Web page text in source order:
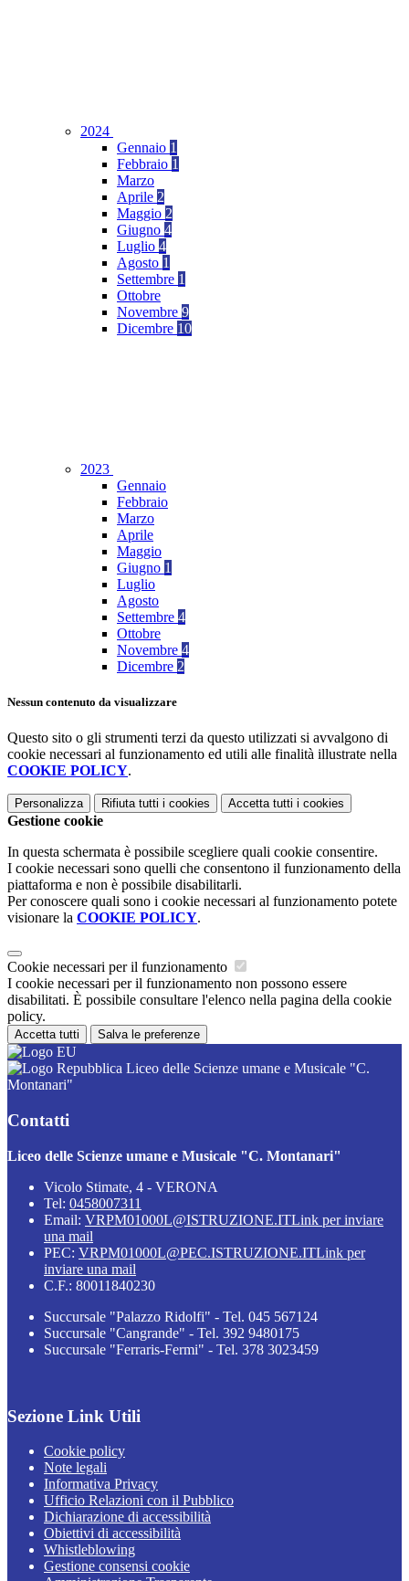
2024
Gennaio 1
Febbraio 1
Marzo
Aprile 2
Maggio 2
Giugno 4
Luglio 4
Agosto 1
Settembre 1
Ottobre
Novembre 9
Dicembre 10
2023
Gennaio
Febbraio
Marzo
Aprile
Maggio
Giugno 1
Luglio
Agosto
Settembre 4
Ottobre
Novembre 4
Dicembre 2
Nessun contenuto da visualizzare
Questo sito o gli strumenti terzi da questo utilizzati si avvalgono di
cookie necessari al funzionamento ed utili alle finalità illustrate nella
COOKIE POLICY.
Personalizza Rifiuta tutti i cookies Accetta tutti i cookies
Gestione cookie
In questa schermata è possibile scegliere quali cookie consentire.
I cookie necessari sono quelli che consentono il funzionamento della
piattaforma e non è possibile disabilitarli.
Per conoscere quali sono i cookie necessari al funzionamento potete
visionare la COOKIE POLICY.
Cookie necessari per il funzionamento
I cookie necessari per il funzionamento non possono essere
disabilitati. È possibile consultare l'elenco nella pagina della cookie
policy.
Accetta tutti Salva le preferenze
Liceo delle Scienze umane e Musicale "C.
Montanari"
Contatti
Liceo delle Scienze umane e Musicale "C. Montanari"
Vicolo Stimate, 4 - VERONA
Tel: 0458007311
Email: VRPM01000L@ISTRUZIONE.ITLink per inviare
una mail
PEC: VRPM01000L@PEC.ISTRUZIONE.ITLink per
inviare una mail
C.F.: 80011840230
Succursale "Palazzo Ridolfi" - Tel. 045 567124
Succursale "Cangrande" - Tel. 392 9480175
Succursale "Ferraris-Fermi" - Tel. 378 3023459
Sezione Link Utili
Cookie policy
Note legali
Informativa Privacy
Ufficio Relazioni con il Pubblico
Dichiarazione di accessibilità
Obiettivi di accessibilità
Whistleblowing
Gestione consensi cookie